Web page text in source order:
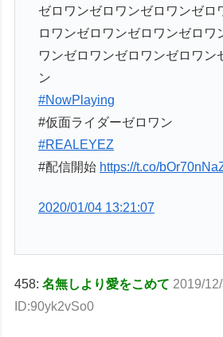
ゼロワンゼロワンゼロワンゼロ
ロワンゼロワンゼロワンゼロワ
ワンゼロワンゼロワンゼロワン
ン
#NowPlaying
#仮面ライダーゼロワン
#REALEYEZ
#配信開始 https://t.co/
2020/01/04 13:21:07
458:名無しより愛をこめて 2019/
ID:90yk2vSo0